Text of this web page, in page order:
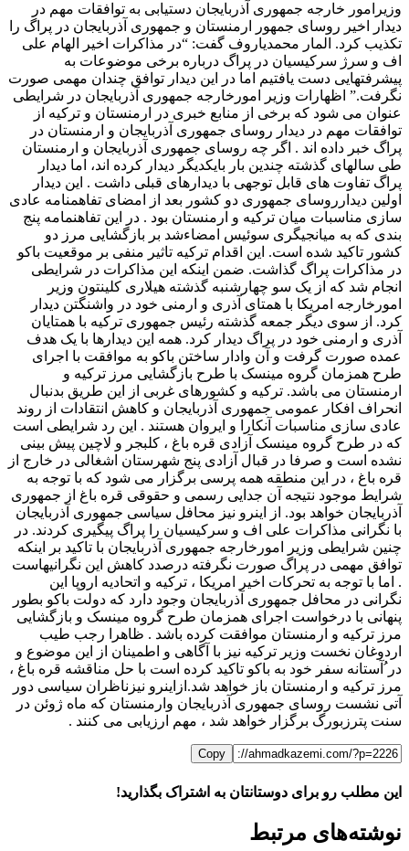
وزیرامور خارجه جمهوری آذربایجان دستیابی به توافقات مهم در
دیدار اخیر روسای جمهور ارمنستان و جمهوری آذربایجان در پراگ را
تکذیب کرد. المار محمدیاروف گفت: “در مذاکرات اخیر الهام علی
اف و سرژ سرکیسیان در پراگ درباره برخی موضوعات به
پیشرفتهایی دست یافتیم اما در این دیدار توافق چندان مهمی صورت
نگرفت.” اظهارات وزیر امورخارجه جمهوری آذربایجان در شرایطی
عنوان می شود که برخی از منابع خبری در ارمنستان و ترکیه از
توافقات مهم در دیدار روسای جمهوری آذربایجان و ارمنستان در
پراگ خبر داده اند . اگر چه روسای جمهوری آذربایجان و ارمنستان
طی سالهای گذشته چندین بار بایکدیگر دیدار کرده اند، اما دیدار
پراگ تفاوت های قابل توجهی با دیدارهای قبلی داشت . این دیدار
اولین دیدارروسای جمهوری دو کشور بعد از امضای تفاهمنامه عادی
سازی مناسبات میان ترکیه و ارمنستان بود . در این تفاهنمامه پنج
بندی که به میانجیگری سوئیس امضاءشد بر بازگشایی مرز دو
کشور تاکید شده است. این اقدام ترکیه تاثیر منفی بر موقعیت باکو
در مذاکرات پراگ گذاشت. ضمن اینکه این مذاکرات در شرایطی
انجام شد که از یک سو چهارشنبه گذشته هیلاری کلینتون وزیر
امورخارجه امریکا با همتای آذری و ارمنی خود در واشنگتن دیدار
کرد. از سوی دیگر جمعه گذشته رئیس جمهوری ترکیه با همتایان
آذری و ارمنی خود در پراگ دیدار کرد. همه این دیدارها با یک هدف
عمده صورت گرفت و آن وادار ساختن باکو به موافقت با اجرای
طرح همزمان گروه مینسک با طرح بازگشایی مرز ترکیه و
ارمنستان می باشد. ترکیه و کشورهای غربی از این طریق بدنبال
انحراف افکار عمومی جمهوری آذربایجان و کاهش انتقادات از روند
عادی سازی مناسبات آنکارا و ایروان هستند . این رد شرایطی است
که در طرح گروه مینسک آزادی قره باغ ، کلبجر و لاچین پیش بینی
نشده است و صرفا در قبال آزادی پنج شهرستان اشغالی در خارج از
قره باغ ، در این منطقه همه پرسی برگزار می شود که با توجه به
شرایط موجود نتیجه آن جدایی رسمی و حقوقی قره باغ از جمهوری
آذربایجان خواهد بود. از اینرو نیز محافل سیاسی جمهوری آذربایجان
با نگرانی مذاکرات علی اف و سرکیسیان را پراگ پیگیری کردند. در
چنین شرایطی وزیر امورخارجه جمهوری آذربایجان با تاکید بر اینکه
توافق مهمی در پراگ صورت نگرفته درصدد کاهش این نگرانیهاست
. اما با توجه به تحرکات اخیر امریکا ، ترکیه و اتحادیه اروپا این
نگرانی در محافل جمهوری آذربایجان وجود دارد که دولت باکو بطور
پنهانی با درخواست اجرای همزمان طرح گروه مینسک و بازگشایی
مرز ترکیه و ارمنستان موافقت کرده باشد . ظاهرا رجب طیب
اردوغان نخست وزیر ترکیه نیز با آگاهی و اطمینان از این موضوع و
در ُآستانه سفر خود به باکو تاکید کرده است با حل مناقشه قره باغ ،
مرز ترکیه و ارمنستان باز خواهد شد.ازاینرو نیزناظران سیاسی دور
آتی نشست روسای جمهوری آذربایجان وارمنستان که ماه ژوئن در
سنت پترزبورگ برگزار خواهد شد ، مهم ارزیابی می کنند .
Copy
این مطلب رو برای دوستانتان به اشتراک بگذارید!
FacebookX
LinkedIn
WhatsApp
Telegram
ایمیل
نوشته‌‌های مرتبط